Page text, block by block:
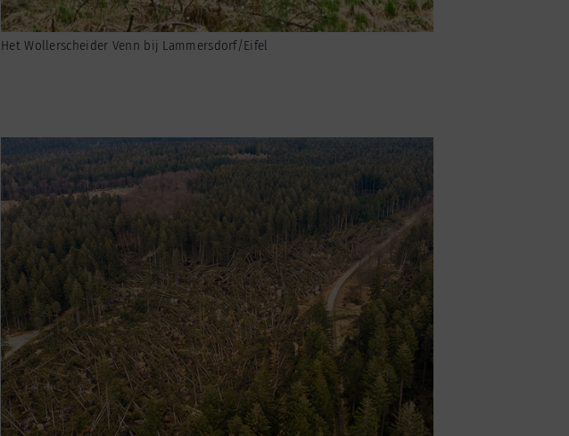
Het Wollerscheider Venn bij Lammersdorf/Eifel